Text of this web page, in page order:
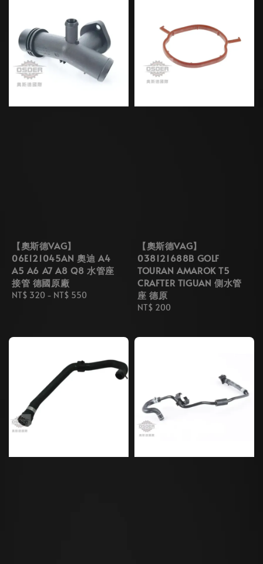
【奧斯德VAG】
06E121045AN 奧迪 A4
A5 A6 A7 A8 Q8 水管座
接管 德國原廠
Regular
NT$ 320 - NT$ 550
【奧斯德VAG】
038121688B GOLF
TOURAN AMAROK T5
CRAFTER TIGUAN 側水管
座 德原
Regular
NT$ 200